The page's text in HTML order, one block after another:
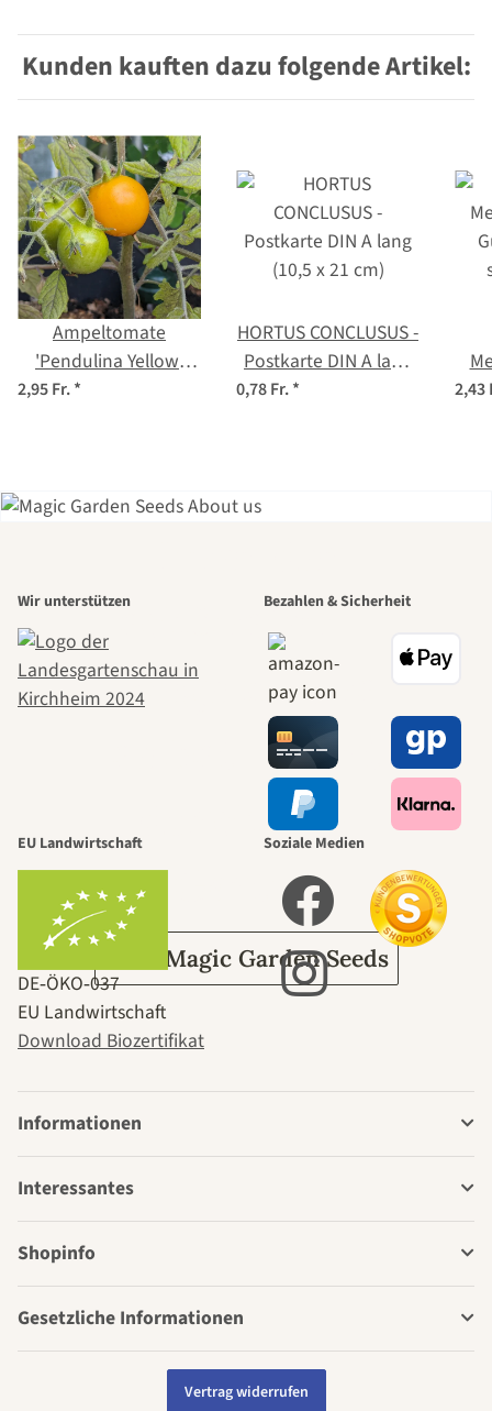
Kunden kauften dazu folgende Artikel:
Ampeltomate
'Pendulina Yellow'
(Solanum
2,95 Fr.*
HORTUS CONCLUSUS -
Postkarte DIN A lang
(10,5 x 21 cm)
0,78 Fr.* 2,43
schönsten
Wege zu uns
selbst führt
durch den
Garten
Über Magic Garden Seeds
Wir unterstützen Bezahlen & Sicherheit
EU Landwirtschaft
DE‑ÖKO‑037
EU Landwirtschaft
Download Biozertifikat
Soziale Medien
Informationen
Interessantes
Shopinfo
Gesetzliche Informationen
Vertrag widerrufen